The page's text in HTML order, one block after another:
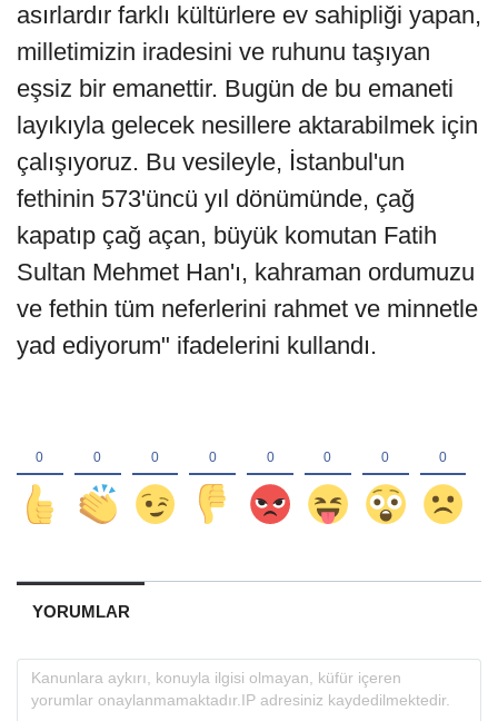
asırlardır farklı kültürlere ev sahipliği yapan,
milletimizin iradesini ve ruhunu taşıyan
eşsiz bir emanettir. Bugün de bu emaneti
layıkıyla gelecek nesillere aktarabilmek için
çalışıyoruz. Bu vesileyle, İstanbul'un
fethinin 573'üncü yıl dönümünde, çağ
kapatıp çağ açan, büyük komutan Fatih
Sultan Mehmet Han'ı, kahraman ordumuzu
ve fethin tüm neferlerini rahmet ve minnetle
yad ediyorum" ifadelerini kullandı.
YORUMLAR